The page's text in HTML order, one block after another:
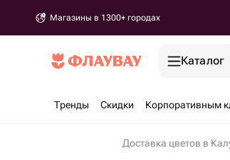
Магазины в 1300+ городах
Каталог
Тренды Скидки Корпоративным
Доставка цветов в